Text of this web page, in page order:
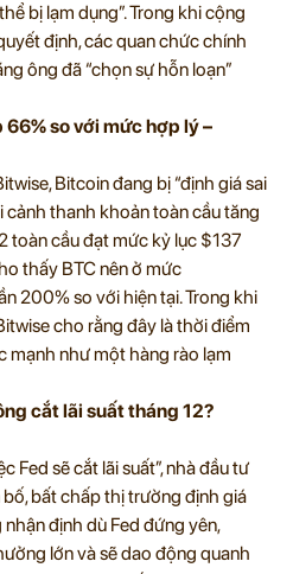
bị lạm dụng”. Trong khi cộng
định, các quan chức chính
ông đã “chọn sự hỗn loạn”
so với mức hợp lý –
Bitcoin đang bị “định giá sai
thanh khoản toàn cầu tăng
toàn cầu đạt mức kỷ lục $137
thấy BTC nên ở mức
200% so với hiện tại. Trong khi
cho rằng đây là thời điểm
mạnh như một hàng rào lạm
cắt lãi suất tháng 12?
Fed sẽ cắt lãi suất”, nhà đầu tư
bố, bất chấp thị trường định giá
định dù Fed đứng yên,
lớn và sẽ dao động quanh